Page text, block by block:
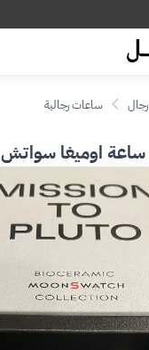
رجال ساعات رجالية
ساعة اوميغا سواتش